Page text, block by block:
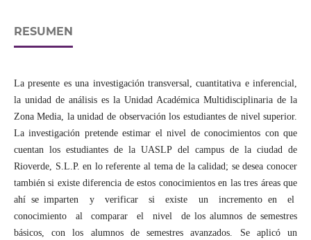
RESUMEN
La presente es una investigación transversal, cuantitativa e inferencial,
la unidad de análisis es la Unidad Académica Multidisciplinaria de la
Zona Media, la unidad de observación los estudiantes de nivel superior.
La investigación pretende estimar el nivel de conocimientos con que
cuentan los estudiantes de la UASLP del campus de la ciudad de
Rioverde, S.L.P. en lo referente al tema de la calidad; se desea conocer
también si existe diferencia de estos conocimientos en las tres áreas que
ahí se imparten y verificar si existe un incremento en el
conocimiento al comparar el nivel de los alumnos de semestres
básicos, con los alumnos de semestres avanzados. Se aplicó un